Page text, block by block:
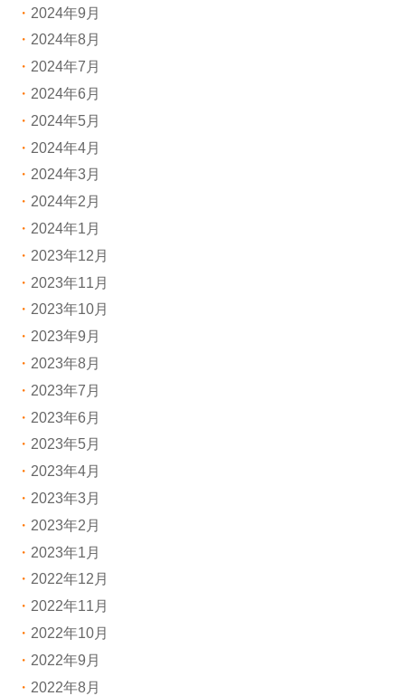
2024年9月
2024年8月
2024年7月
2024年6月
2024年5月
2024年4月
2024年3月
2024年2月
2024年1月
2023年12月
2023年11月
2023年10月
2023年9月
2023年8月
2023年7月
2023年6月
2023年5月
2023年4月
2023年3月
2023年2月
2023年1月
2022年12月
2022年11月
2022年10月
2022年9月
2022年8月